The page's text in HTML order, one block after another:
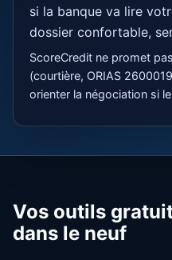
si la banque va lire
dossier confortable,
ScoreCredit ne promet
(courtière, ORIAS
orienter la négociation si
Vos outils
dans le neuf